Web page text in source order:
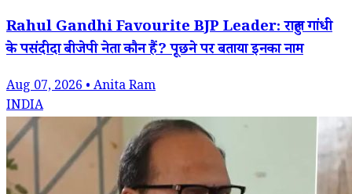
Rahul Gandhi Favourite BJP Leader: राहुल गांधी
के पसंदीदा बीजेपी नेता कौन हैं? पूछने पर बताया इनका नाम
Aug 07, 2026 • Anita Ram
INDIA